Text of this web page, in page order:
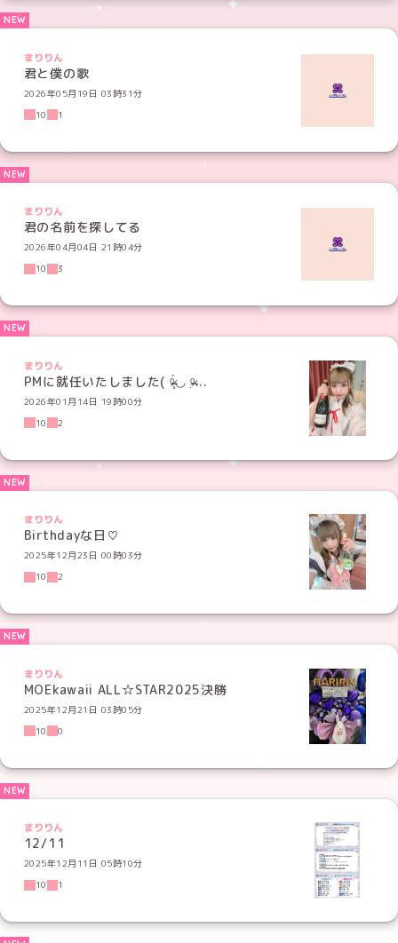
まりりん
君と僕の歌
2026年05月19日 03時31分
10
1
まりりん
君の名前を探してる
2026年04月04日 21時04分
10
3
まりりん
PMに就任いたしました( ᵒ̴̶̷̥́◡ ᵒ̴̶̷̣...
2026年01月14日 19時00分
10
2
まりりん
Birthdayな日♡
2025年12月23日 00時03分
10
2
まりりん
MOEkawaii ALL☆STAR2025決勝
2025年12月21日 03時05分
10
0
まりりん
12/11
2025年12月11日 05時10分
10
1